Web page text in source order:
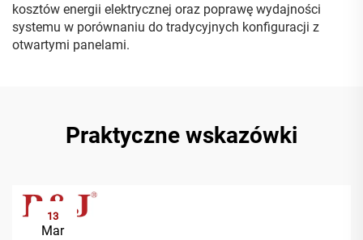
kosztów energii elektrycznej oraz poprawę wydajności
systemu w porównaniu do tradycyjnych konfiguracji z
otwartymi panelami.
Praktyczne wskazówki
13
Mar